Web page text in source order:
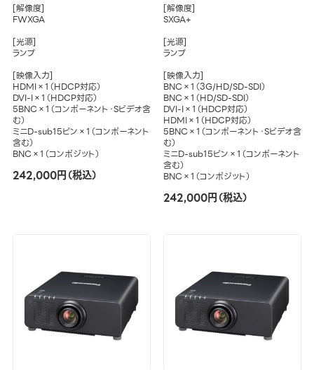
[解像度]
FWXGA
[光源]
ランプ
[映像入力]
HDMI×1（HDCP対応）
DVI-I×1（HDCP対応）
5BNC×1（コンポーネント・Sビデオ含
む）
ミニD-sub15ピン×1（コンポーネント
含む）
BNC×1（コンポジット）
242,000円（税込）
[解像度]
SXGA+
[光源]
ランプ
[映像入力]
BNC×1（3G/HD/SD-SDI）
BNC×1（HD/SD-SDI）
DVI-I×1（HDCP対応）
HDMI×1（HDCP対応）
5BNC×1（コンポーネント・Sビデオ含
む）
ミニD-sub15ピン×1（コンポーネント
含む）
BNC×1（コンポジット）
242,000円（税込）